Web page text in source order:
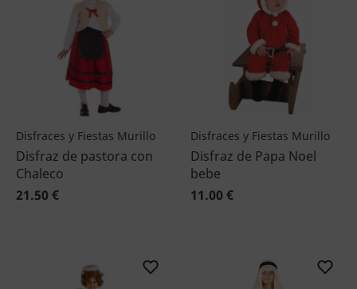
Disfraces y Fiestas Murillo
Disfraz de pastora con
Chaleco
21.50 €
Disfraces y Fiestas Murillo
Disfraz de Papa Noel
bebe
11.00 €